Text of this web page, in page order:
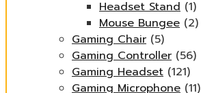
Headset Stand (1)
Mouse Bungee (2)
Gaming Chair (5)
Gaming Controller (56)
Gaming Headset (121)
Gaming Microphone (11)